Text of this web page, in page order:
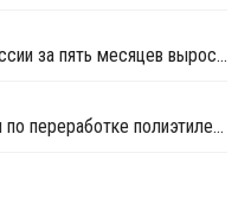
Выпуск базовых полимеров в России за пять месяцев вырос на 3,8%
"Лидер ПАК" увеличил мощности по переработке полиэтилена